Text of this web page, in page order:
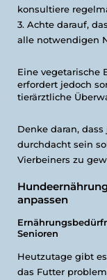
konsultiere
Achte darauf,
alle notwendigen
Eine vegetarische
erfordert jedoch
tierärztliche
Denke daran,
durchdacht sein
Vierbeiners zu
anpassen
Senioren
Heutzutage gibt
das Futter